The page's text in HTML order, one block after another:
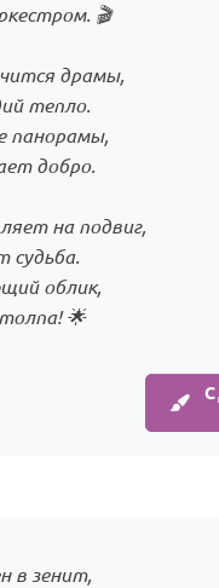
🎬
драмы,
тепло.
панорамы,
добро.
на подвиг,
судьба.
облик,
🌟
в зенит,